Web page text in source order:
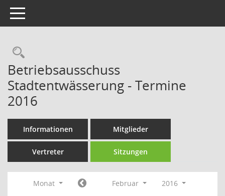
Toggle navigation
Rechercheauswahl
Betriebsausschuss
Stadtentwässerung - Termine
2016
Informationen Mitglieder
Vertreter Sitzungen
Monat Februar
2016